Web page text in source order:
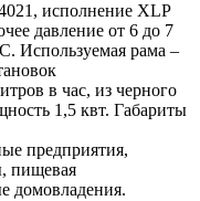
исполнение XLP
давление от 6 до 7
Используемая рама –
в час, из черного
предприятия,
пищевая
домовладения.